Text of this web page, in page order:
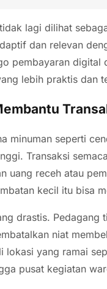
lagi dilihat
dan relevan
pembayaran digital
lebih praktis dan
minuman seperti
Transaksi
uang receh atau
kecil itu bisa
drastis.
niat
lokasi yang ramai
pusat kegiatan